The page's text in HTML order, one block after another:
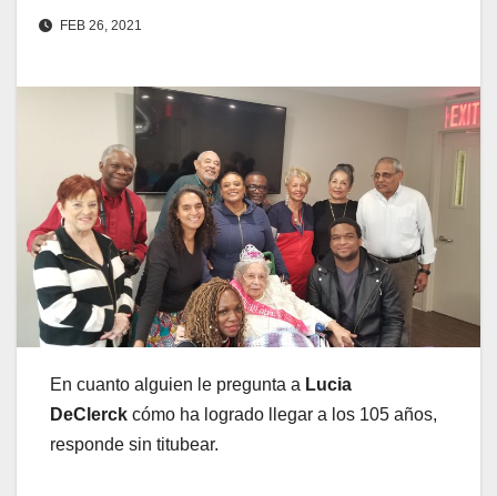
FEB 26, 2021
En cuanto alguien le pregunta a Lucia
DeClerck cómo ha logrado llegar a los 105 años,
responde sin titubear.